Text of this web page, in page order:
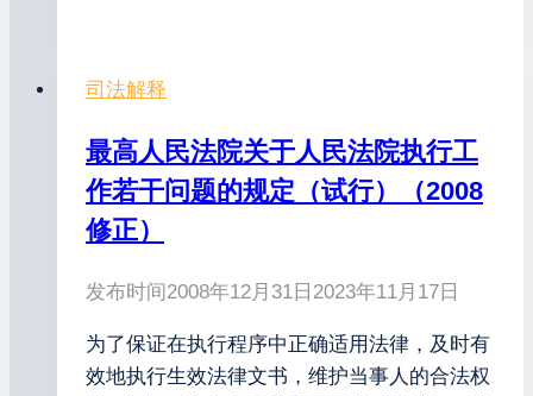
司法解释
最高人民法院关于人民法院执行工
作若干问题的规定（试行）（2008
修正）
发布时间2008年12月31日 2023年11月17日
为了保证在执行程序中正确适用法律，及时有
效地执行生效法律文书，维护当事人的合法权